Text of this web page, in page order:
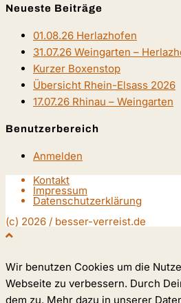
Neueste Beiträge
01.08.26 Herlazhofen
31.07.26 Weingarten –
Kurzer Boxenstop
Übersicht Rhein-Elsass 2026
17.07.26 Rhinau – Weingarten
Benutzerbereich
Anmelden
Kontakt
Impressum
Datenschutzerklärung
(c) 2026 / besser-verreist.de
Wir benutzen Cookies um die
Webseite zu verbessern. Durch
dem zu. Mehr dazu in unserer